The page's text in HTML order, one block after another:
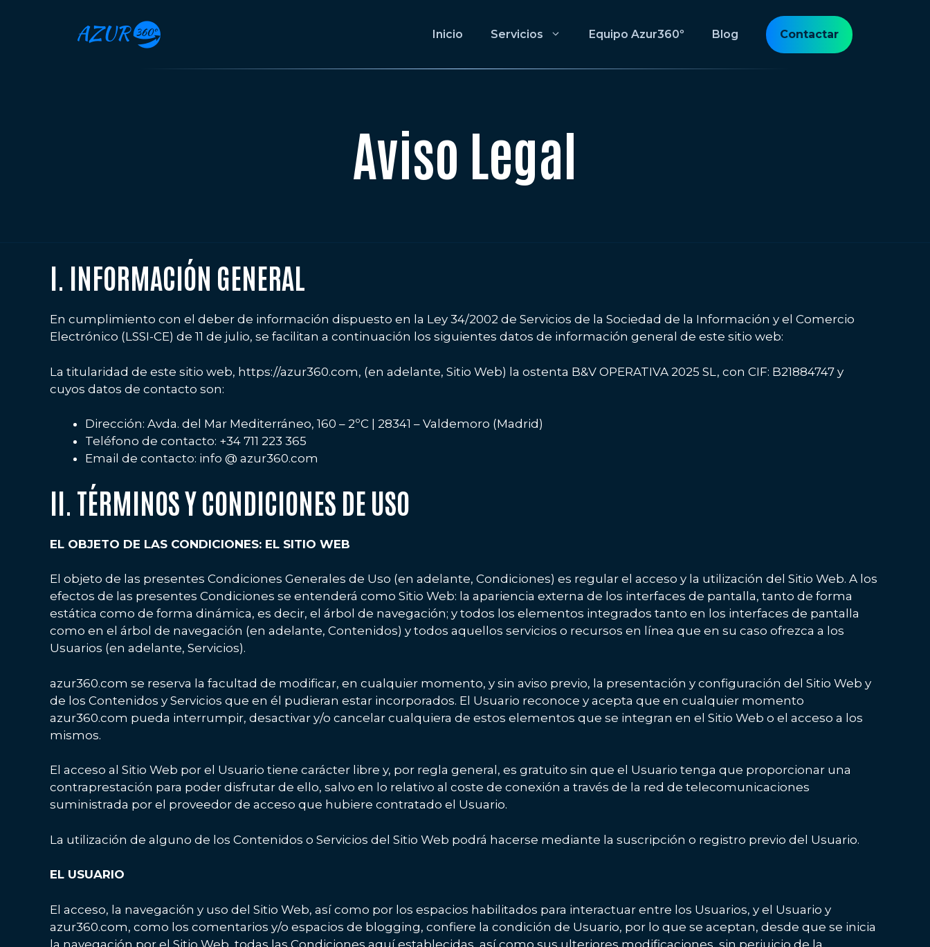
Inicio Servicios Equipo Azur360º Blog Contactar
Aviso Legal
I. INFORMACIÓN GENERAL
En cumplimiento con el deber de información dispuesto en la Ley 34/2002 de Servicios de la Sociedad de la Información y el Comercio
Electrónico (LSSI-CE) de 11 de julio, se facilitan a continuación los siguientes datos de información general de este sitio web:
La titularidad de este sitio web, https://azur360.com, (en adelante, Sitio Web) la ostenta B&V OPERATIVA 2025 SL, con CIF: B21884747 y
cuyos datos de contacto son:
Dirección: Avda. del Mar Mediterráneo, 160 – 2ºC | 28341 – Valdemoro (Madrid)
Teléfono de contacto: +34 711 223 365
Email de contacto: info @ azur360.com
II. TÉRMINOS Y CONDICIONES DE USO
EL OBJETO DE LAS CONDICIONES: EL SITIO WEB
El objeto de las presentes Condiciones Generales de Uso (en adelante, Condiciones) es regular el acceso y la utilización del Sitio Web. A los
efectos de las presentes Condiciones se entenderá como Sitio Web: la apariencia externa de los interfaces de pantalla, tanto de forma
estática como de forma dinámica, es decir, el árbol de navegación; y todos los elementos integrados tanto en los interfaces de pantalla
como en el árbol de navegación (en adelante, Contenidos) y todos aquellos servicios o recursos en línea que en su caso ofrezca a los
Usuarios (en adelante, Servicios).
azur360.com se reserva la facultad de modificar, en cualquier momento, y sin aviso previo, la presentación y configuración del Sitio Web y
de los Contenidos y Servicios que en él pudieran estar incorporados. El Usuario reconoce y acepta que en cualquier momento
azur360.com pueda interrumpir, desactivar y/o cancelar cualquiera de estos elementos que se integran en el Sitio Web o el acceso a los
mismos.
El acceso al Sitio Web por el Usuario tiene carácter libre y, por regla general, es gratuito sin que el Usuario tenga que proporcionar una
contraprestación para poder disfrutar de ello, salvo en lo relativo al coste de conexión a través de la red de telecomunicaciones
suministrada por el proveedor de acceso que hubiere contratado el Usuario.
La utilización de alguno de los Contenidos o Servicios del Sitio Web podrá hacerse mediante la suscripción o registro previo del Usuario.
EL USUARIO
El acceso, la navegación y uso del Sitio Web, así como por los espacios habilitados para interactuar entre los Usuarios, y el Usuario y
azur360.com, como los comentarios y/o espacios de blogging, confiere la condición de Usuario, por lo que se aceptan, desde que se inicia
la navegación por el Sitio Web, todas las Condiciones aquí establecidas, así como sus ulteriores modificaciones, sin perjuicio de la